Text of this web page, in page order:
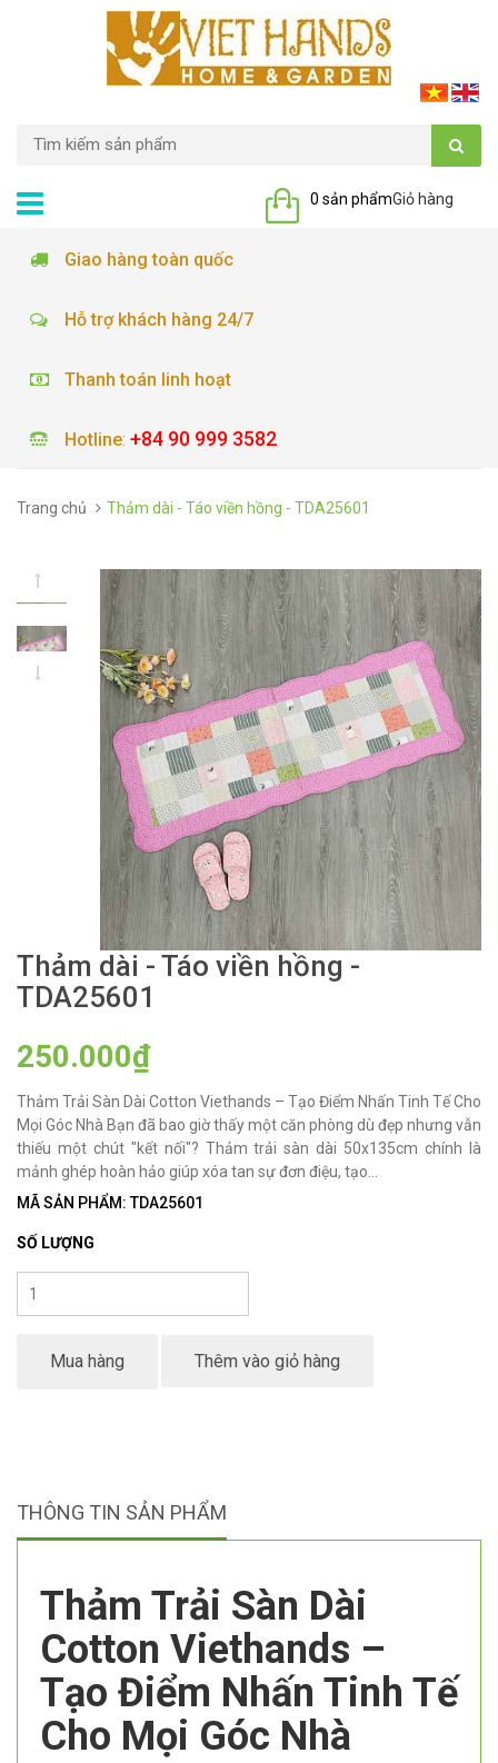
Giỏ hàng
0 sản phẩm
Giao hàng toàn quốc
Hỗ trợ khách hàng 24/7
Thanh toán linh hoạt
Hotline: +84 90 999 3582
Trang chủ Thảm dài - Táo viền hồng - TDA25601
Thảm dài - Táo viền hồng -
TDA25601
250.000₫
Thảm Trải Sàn Dài Cotton Viethands – Tạo Điểm Nhấn Tinh Tế Cho
Mọi Góc Nhà Bạn đã bao giờ thấy một căn phòng dù đẹp nhưng vẫn
thiếu một chút "kết nối"? Thảm trải sàn dài 50x135cm chính là
mảnh ghép hoàn hảo giúp xóa tan sự đơn điệu, tạo...
MÃ SẢN PHẨM: TDA25601
SỐ LƯỢNG
Mua hàng Thêm vào giỏ hàng
THÔNG TIN SẢN PHẨM
Thảm Trải Sàn Dài
Cotton Viethands –
Tạo Điểm Nhấn Tinh Tế
Cho Mọi Góc Nhà